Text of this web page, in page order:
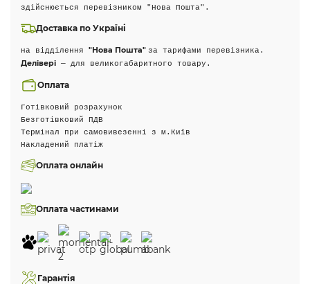
здійснюється перевізником "Нова Пошта".
Доставка по Україні
на відділення "Нова Пошта" за тарифами перевізника.
Делівері — для великогабаритного товару.
Оплата
Готівковий розрахунок
Безготівковий ПДВ
Термінал при самовивезенні з м.Київ
Накладений платіж
Оплата онлайн
Оплата частинами
Гарантія